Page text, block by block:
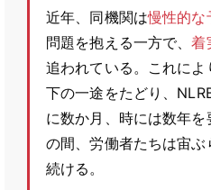
近年、同機関は慢性的な
問題を抱える一方で、着
追われている。これに
下の一途をたどり、
に数か月、時には数年
の間、労働者たちは宙
続ける。